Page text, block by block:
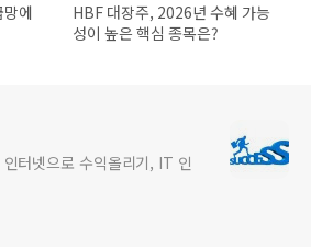
에
HBF 대장주, 2026년 수혜 가능
성이 높은 핵심 종목은?
터넷으로 수익올리기, IT 인